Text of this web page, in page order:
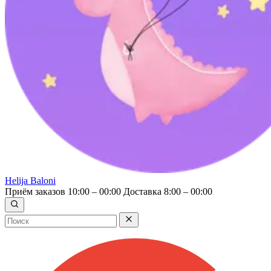
Helija Baloni
Приём заказов 10:00 – 00:00 Доставка 8:00 – 00:00